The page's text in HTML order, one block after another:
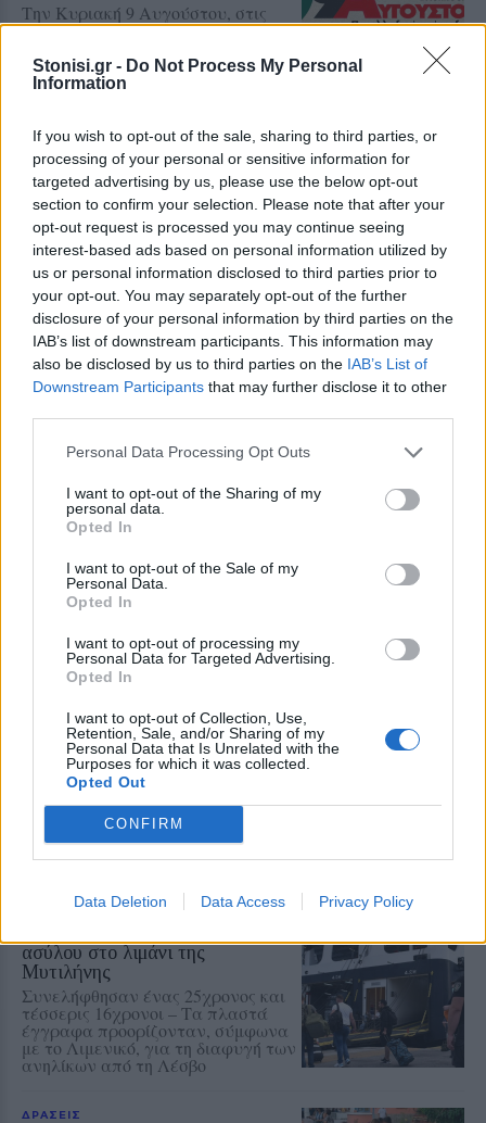
Stonisi.gr - Do Not Process My Personal
Information
If you wish to opt-out of the sale, sharing to third parties, or
processing of your personal or sensitive information for
targeted advertising by us, please use the below opt-out
section to confirm your selection. Please note that after your
opt-out request is processed you may continue seeing
interest-based ads based on personal information utilized by
us or personal information disclosed to third parties prior to
your opt-out. You may separately opt-out of the further
disclosure of your personal information by third parties on the
IAB’s list of downstream participants. This information may
also be disclosed by us to third parties on the IAB’s List of
Downstream Participants that may further disclose it to other
Personal Data Processing Opt Outs
I want to opt-out of the Sharing of my
personal data.
Opted In
I want to opt-out of the Sale of my
Personal Data.
Opted In
I want to opt-out of processing my
Personal Data for Targeted Advertising.
Opted In
I want to opt-out of Collection, Use,
Retention, Sale, and/or Sharing of my
Personal Data that Is Unrelated with the
Purposes for which it was collected.
Opted Out
CONFIRM
Data Deletion Data Access Privacy Policy
Την Κυριακή 9 Αυγούστου, στις
19:30, μπροστά από το κεντρικό
Αιγαίου στη Μυτιλήνη
Συλλήψεις και στη Λήμνο για
μουσική στα καταστήματα
Συνελήφθη εργαζόμενος και
κατασχέθηκε ενισχυτής ήχου
ΡΕΠΟΡΤΑΖ ΜΟΥΣΙΚΗ
Μια ξεχωριστή μουσική βραδιά
με τον Πάνο Βλάχο στο Κάστρο
της Μυτιλήνης
μπαλάντες, επιτυχίες των ’90s και
έντονο κοινωνικό αποτύπωμα
ΔΡΑΣΕΙΣ
Aegean Regatta 2026 με ρότα
στα ακριτικά νησιά του Αιγαίου
Η επετειακή 25η διοργάνωση
συνδέει τη Χίο, τους Φούρνους, το
Αγαθονήσι και τη Σάμο από τις 21
έως τις 28 Αυγούστου
ΔΡΑΣΕΙΣ
Οι Αεροπρόσκοποι ανακάλυψαν
τα μυστικά της λεσβιακής γης
Πεζοπορίες, επισκέψεις σε
γεώτοπους και βιωματικές δράσεις
για τους νέους του 6ου Συστήματος
Αεροπροσκόπων Ακροπόλεως
ΑΣΤΥΝΟΜΙΑ
ασύλου στο λιμάνι της
Μυτιλήνης
Συνελήφθησαν ένας 25χρονος και
τέσσερις 16χρονοι – Τα πλαστά
έγγραφα προορίζονταν, σύμφωνα
με το Λιμενικό, για τη διαφυγή των
ανηλίκων από τη Λέσβο
ΔΡΑΣΕΙΣ